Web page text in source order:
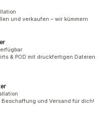
und verkaufen – wir kümmern
& POD mit druckfertigen Dateien
und Versand für dich!